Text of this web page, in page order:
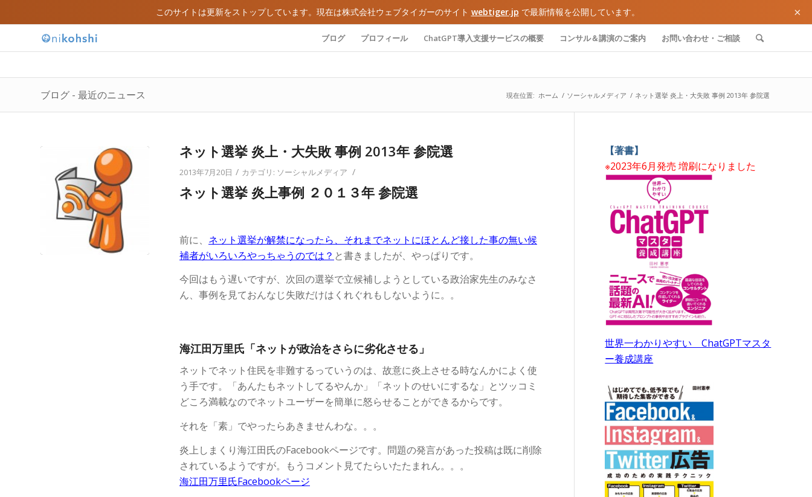
このサイトは更新をストップしています。現在は株式会社ウェブタイガーのサイト webtiger.jp で最新情報を公開しています。 ×
ブログ プロフィール ChatGPT導入支援サービスの概要 コンサル＆講演のご案内 お問い合わせ・ご相談
ブログ - 最近のニュース 現在位置: ホーム / ソーシャルメディア / ネット選挙 炎上・大失敗 事例 2013年 参院選
ネット選挙 炎上・大失敗 事例 2013年 参院選
2013年7月20日 / カテゴリ: ソーシャルメディア /
ネット選挙 炎上事例 ２０１３年 参院選
前に、 ネット選挙が解禁になったら、それまでネットにほとんど接した事の無い候
補者がいろいろやっちゃうのでは？ と書きましたが、やっぱりです。
今回はもう遅いですが、次回の選挙で立候補しようとしている政治家先生のみなさ
ん、事例を見ておんなじ失敗だけはくれぐれもしないように。。
海江田万里氏「ネットが政治をさらに劣化させる」
ネットでネット住民を非難するっていうのは、故意に炎上させる時なんかによく使
う手です。「あんたもネットしてるやんか」「ネットのせいにするな」とツッコミ
どころ満載なのでネットユーザーを簡単に怒らせることができるからです。
それを「素」でやったらあきませんわな。。。
炎上しまくり海江田氏のFacebookページです。問題の発言があった投稿は既に削除
されているようですが。もうコメント見てたらいたたまれん。。。
海江田万里氏Facebookページ
【著書】
※2023年6月発売 増刷になりました
世界一わかりやすい ChatGPTマスタ
ー養成講座